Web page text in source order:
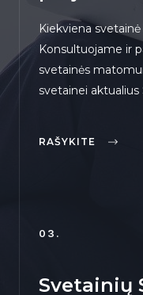
Kiekviena
Konsultuojame ir
svetainės
svetainei aktualius
RAŠYKITE
03.
Svetainių